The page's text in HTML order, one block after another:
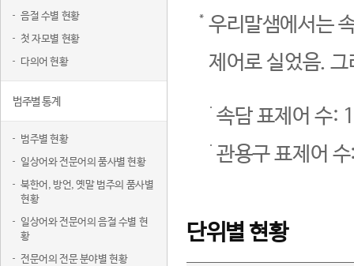
음절 수별 현황
첫 자모별 현황
다의어 현황
범주별 통계
범주별 현황
일상어와 전문어의 품사별 현황
북한어, 방언, 옛말 범주의 품사별
현황
일상어와 전문어의 음절 수별 현
황
전문어의 전문 분야별 현황
우리말샘에서는
제어로 실었음.
속담 표제어 수:
관용구 표제어
단위별 현황